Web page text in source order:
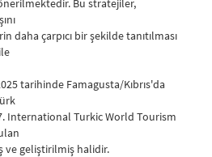
Bu stratejiler,
daha çarpıcı bir şekilde tanıtılması
tarihinde Famagusta/Kıbrıs'da
International Turkic World Tourism
ve geliştirilmiş halidir.